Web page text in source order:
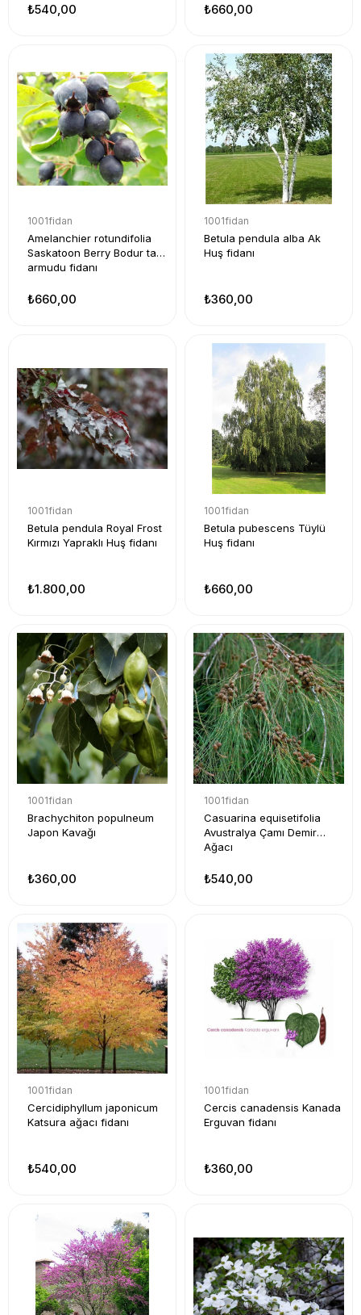
₺540,00 ₺660,00
1001fidan
Amelanchier rotundifolia
Saskatoon Berry Bodur taş
armudu fidanı
₺660,00
1001fidan
Betula pendula alba Ak
Huş fidanı
₺360,00
1001fidan
Betula pendula Royal Frost
Kırmızı Yapraklı Huş fidanı
₺1.800,00
1001fidan
Betula pubescens Tüylü
Huş fidanı
₺660,00
1001fidan
Brachychiton populneum
Japon Kavağı
₺360,00
1001fidan
Casuarina equisetifolia
Avustralya Çamı Demir
Ağacı
₺540,00
1001fidan
Cercidiphyllum japonicum
Katsura ağacı fidanı
₺540,00
1001fidan
Cercis canadensis Kanada
Erguvan fidanı
₺360,00